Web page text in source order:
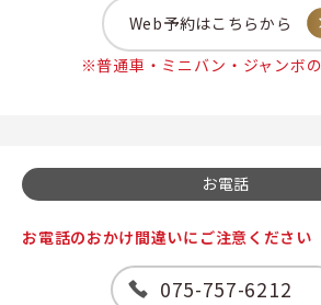
Web予約はこちらから
※普通車・ミニバン・ジャンボ
お電話
お電話のおかけ間違いにご注意ください
075-757-6212